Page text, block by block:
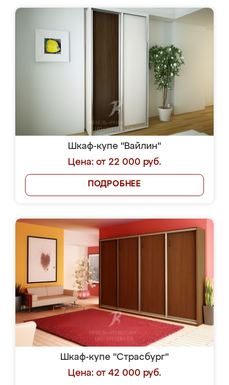
Шкаф-купе "Вайлин"
Цена: от 22 000 руб.
ПОДРОБНЕЕ
Шкаф-купе "Страсбург"
Цена: от 42 000 руб.